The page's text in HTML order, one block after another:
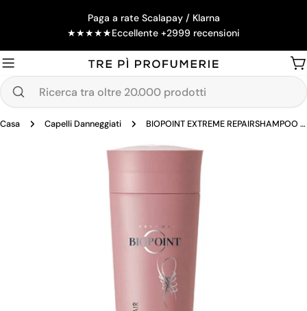
Paga a rate Scalapay / Klarna
★★★★★Eccellente +2999 recensioni
Ricerca
oltre
Casa Capelli Danneggiati BIOPOINT EXTREME REPAIRSHAMPOO RICOSTRUZIONE 200 ML
supporto 0 in modalità modale